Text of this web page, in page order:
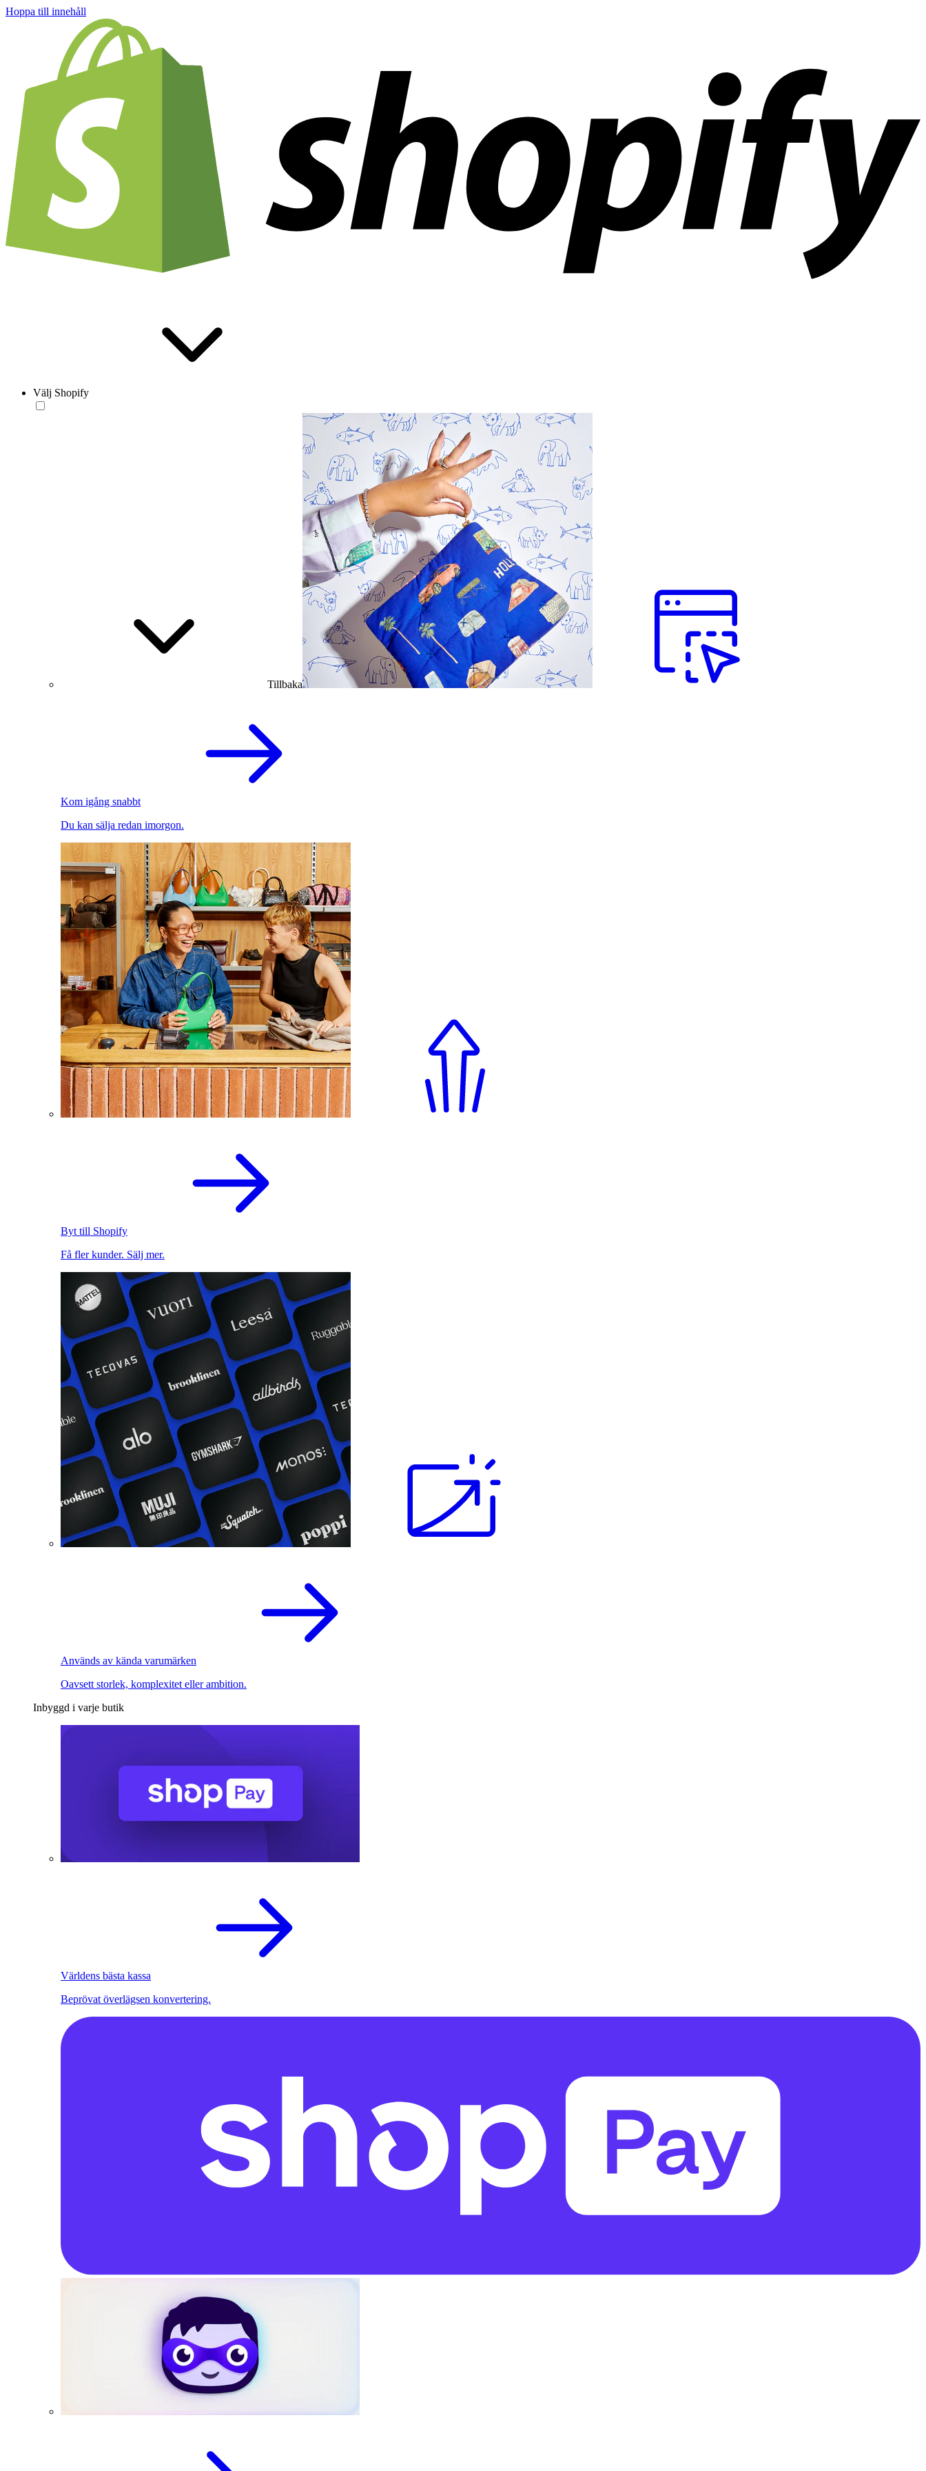
Hoppa till innehåll
Välj Shopify
Tillbaka
Kom igång snabbt
Du kan sälja redan imorgon.
Byt till Shopify
Få fler kunder. Sälj mer.
Används av kända varumärken
Oavsett storlek, komplexitet eller ambition.
Inbyggd i varje butik
Världens bästa kassa
Beprövat överlägsen konvertering.